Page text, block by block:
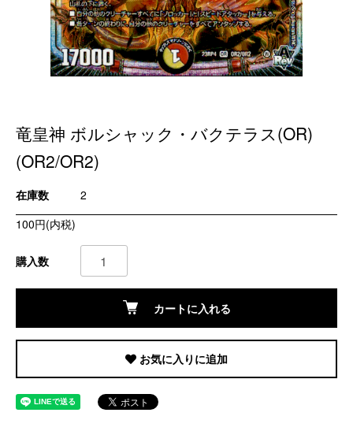
竜皇神 ボルシャック・バクテラス(OR)
(OR2/OR2)
在庫数
2
100円(内税)
購入数
カートに入れる
お気に入りに追加